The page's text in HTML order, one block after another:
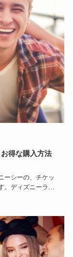
得な購入方法
ーシーの、チケッ
。ディズニーラン